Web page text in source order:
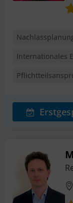
Internationales